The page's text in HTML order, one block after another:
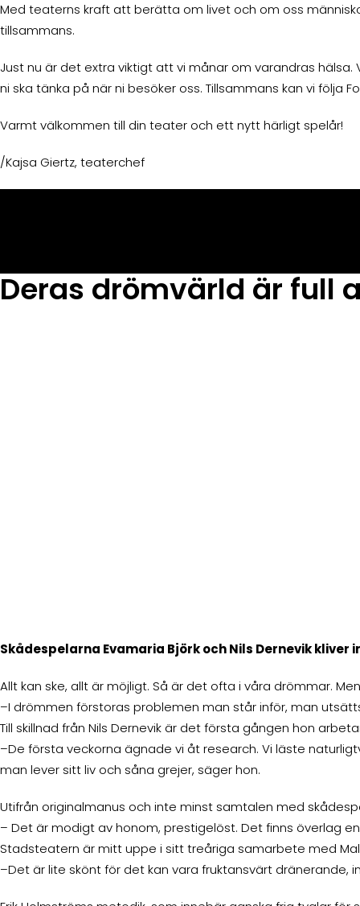
Med teaterns kraft att berätta om livet och om oss
tillsammans.
Just nu är det extra viktigt att vi månar om varandras
ni ska tänka på när ni besöker oss. Tillsammans kan vi
Varmt välkommen till din teater och ett nytt härligt spelår!
/Kajsa Giertz, teaterchef
Deras drömvärld är full
Skådespelarna Evamaria Björk och Nils Dernevik
Allt kan ske, allt är möjligt. Så är det ofta i våra drömmar.
–I drömmen förstoras problemen man står inför, man
Till skillnad från Nils Dernevik är det första gången hon
–De första veckorna ägnade vi åt research. Vi läste
man lever sitt liv och såna grejer, säger hon.
Utifrån originalmanus och inte minst samtalen med
– Det är modigt av honom, prestigelöst. Det finns överlag
Stadsteatern är mitt uppe i sitt treåriga samarbete med
–Det är lite skönt för det kan vara fruktansvärt